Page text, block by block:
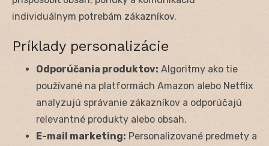
individuálnym potrebám zákazníkov.
Príklady personalizácie
Odporúčania produktov: Algoritmy ako tie
používané na platformách Amazon alebo Netflix
analyzujú správanie zákazníkov a odporúčajú
relevantné produkty alebo obsah.
E-mail marketing: Personalizované predmety a